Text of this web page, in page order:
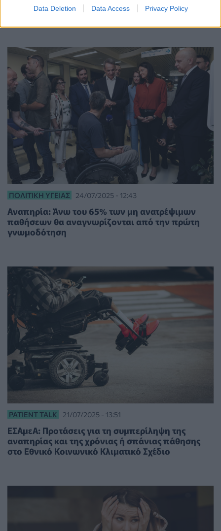
Data Deletion Data Access Privacy Policy
ακουστική αναπηρία
ΠΟΛΙΤΙΚΉ ΥΓΕΊΑΣ 24/07/2025 - 12:43
Αναπηρία: Άνω του 65% των μη ανατρέψιμων
παθήσεων θα αναγνωρίζονται από την πρώτη
γνωμοδότηση
PATIENT TALK 21/07/2025 - 13:51
ΕΣΑμεΑ: Προτάσεις για τη συμπερίληψη της
αναπηρίας και της χρόνιας ή σπάνιας πάθησης
στο Εθνικό Κοινωνικό Κλιματικό Σχέδιο